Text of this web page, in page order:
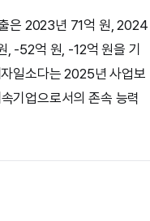
은 2023년 71억 원, 2024
, -52억 원, -12억 원을 기
일소다는 2025년 사업보
기업으로서의 존속 능력